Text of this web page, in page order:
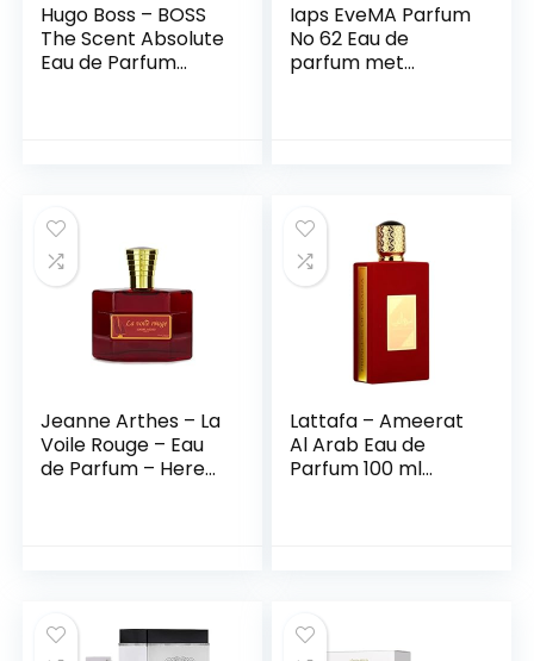
Hugo Boss – BOSS
The Scent Absolute
Eau de Parfum
Iaps EveMA Parfum
No 62 Eau de
parfum met
Jeanne Arthes – La
Voile Rouge – Eau
de Parfum – Heren
Lattafa – Ameerat
Al Arab Eau de
Parfum 100 ml